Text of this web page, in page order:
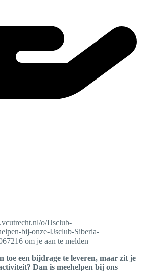
o/IJsclub-
bij-onze-IJsclub-Siberia-
om je aan te melden
toe een bijdrage te leveren, maar zit je
Dan is meehelpen bij ons